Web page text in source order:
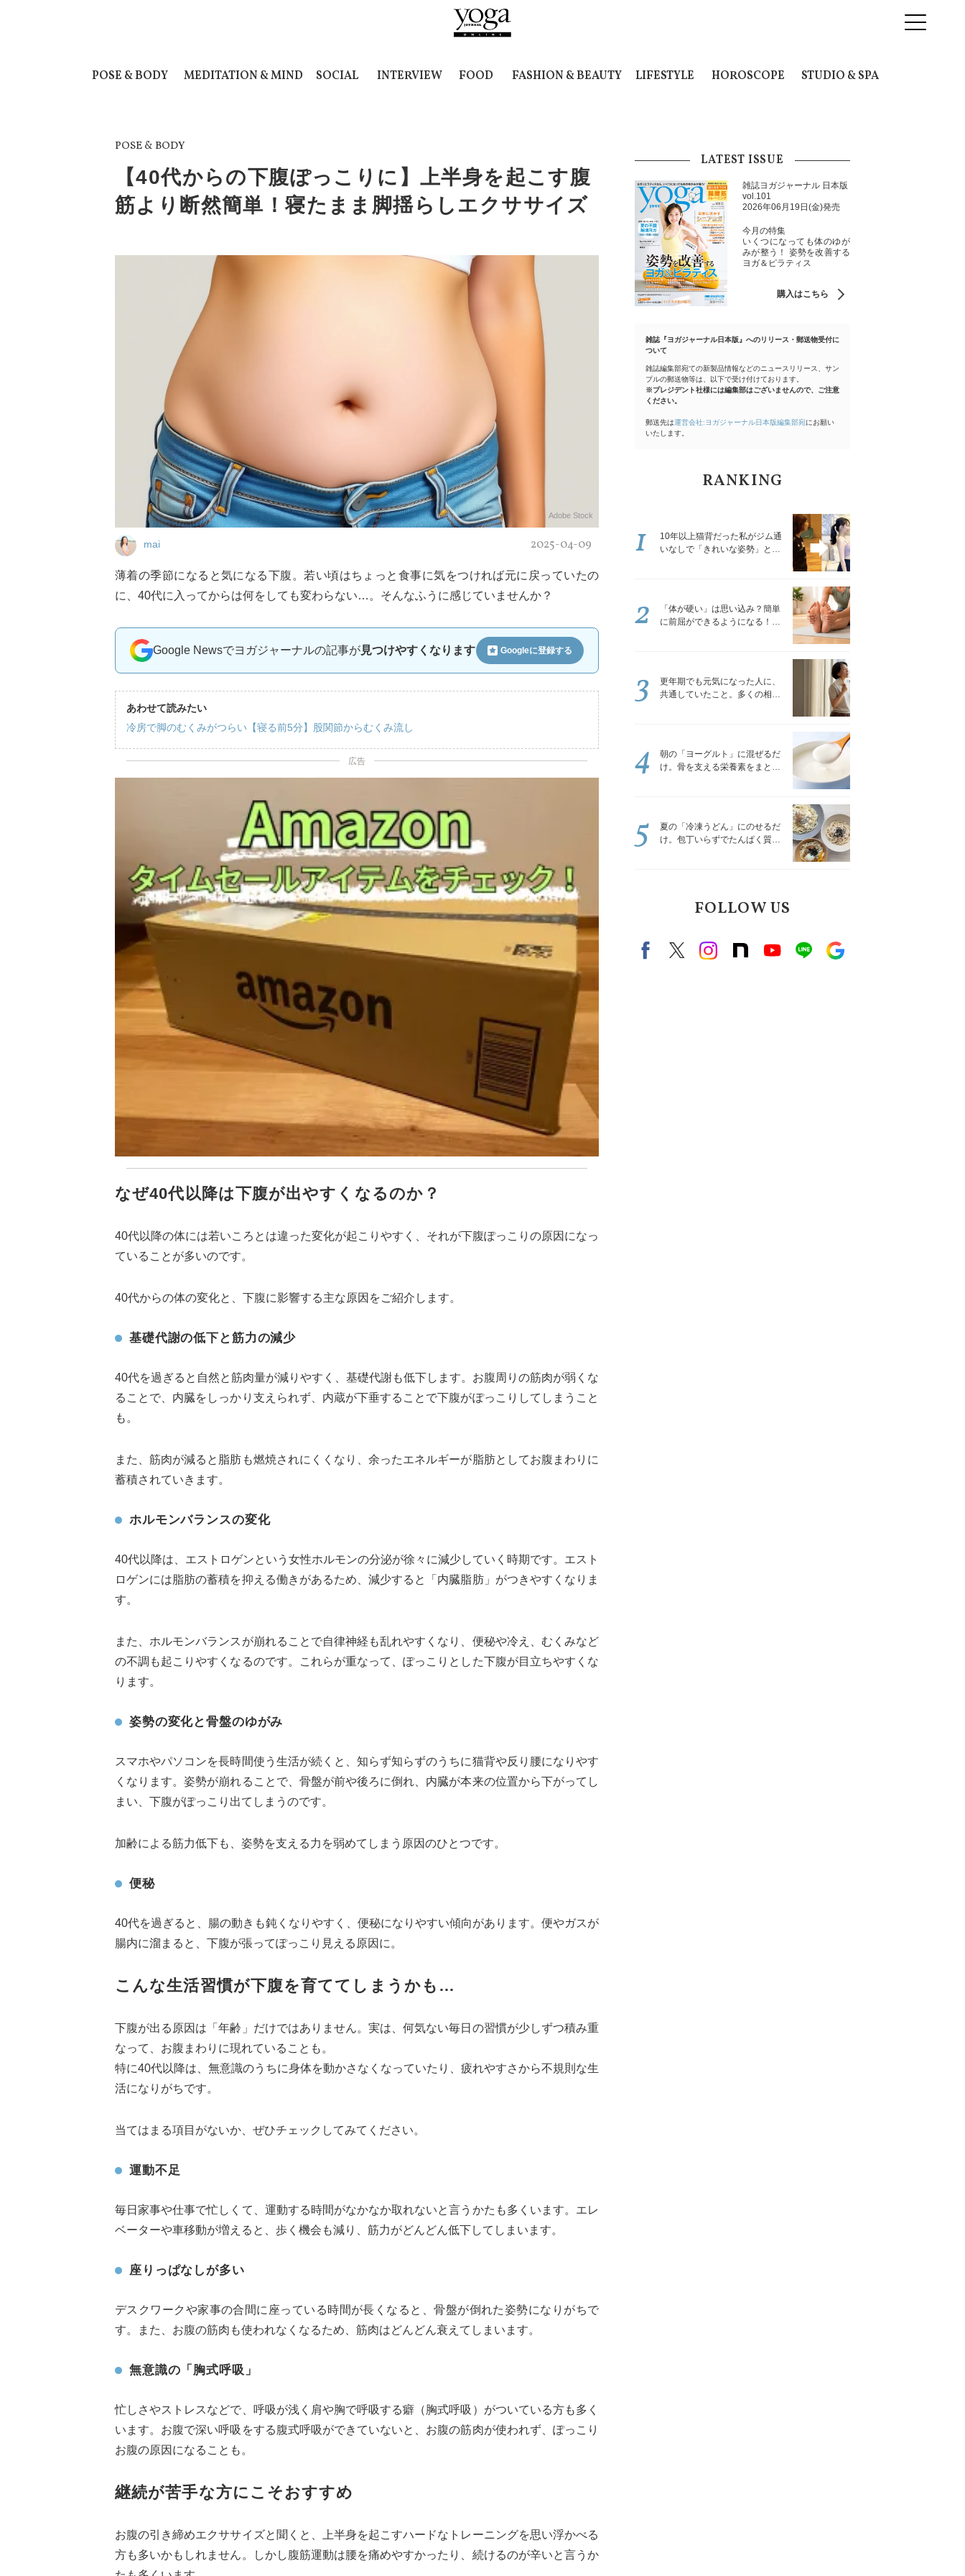
POSE & BODY MEDITATION & MIND SOCIAL INTERVIEW FOOD FASHION & BEAUTY LIFESTYLE HOROSCOPE STUDIO & SPA
POSE & BODY
【40代からの下腹ぽっこりに】上半身を起こす腹
筋より断然簡単！寝たまま脚揺らしエクササイズ
Adobe Stock
mai 2025-04-09
薄着の季節になると気になる下腹。若い頃はちょっと食事に気をつければ元に戻っていたの
に、40代に入ってからは何をしても変わらない…。そんなふうに感じていませんか？
Google Newsでヨガジャーナルの記事が見つけやすくなります Googleに登録する
あわせて読みたい
冷房で脚のむくみがつらい【寝る前5分】股関節からむくみ流し
広告
なぜ40代以降は下腹が出やすくなるのか？
40代以降の体には若いころとは違った変化が起こりやすく、それが下腹ぽっこりの原因になっ
ていることが多いのです。
40代からの体の変化と、下腹に影響する主な原因をご紹介します。
基礎代謝の低下と筋力の減少
40代を過ぎると自然と筋肉量が減りやすく、基礎代謝も低下します。お腹周りの筋肉が弱くな
ることで、内臓をしっかり支えられず、内蔵が下垂することで下腹がぽっこりしてしまうこと
も。
また、筋肉が減ると脂肪も燃焼されにくくなり、余ったエネルギーが脂肪としてお腹まわりに
蓄積されていきます。
ホルモンバランスの変化
40代以降は、エストロゲンという女性ホルモンの分泌が徐々に減少していく時期です。エスト
ロゲンには脂肪の蓄積を抑える働きがあるため、減少すると「内臓脂肪」がつきやすくなりま
す。
また、ホルモンバランスが崩れることで自律神経も乱れやすくなり、便秘や冷え、むくみなど
の不調も起こりやすくなるのです。これらが重なって、ぽっこりとした下腹が目立ちやすくな
ります。
姿勢の変化と骨盤のゆがみ
スマホやパソコンを長時間使う生活が続くと、知らず知らずのうちに猫背や反り腰になりやす
くなります。姿勢が崩れることで、骨盤が前や後ろに倒れ、内臓が本来の位置から下がってし
まい、下腹がぽっこり出てしまうのです。
加齢による筋力低下も、姿勢を支える力を弱めてしまう原因のひとつです。
便秘
40代を過ぎると、腸の動きも鈍くなりやすく、便秘になりやすい傾向があります。便やガスが
腸内に溜まると、下腹が張ってぽっこり見える原因に。
こんな生活習慣が下腹を育ててしまうかも…
下腹が出る原因は「年齢」だけではありません。実は、何気ない毎日の習慣が少しずつ積み重
なって、お腹まわりに現れていることも。
特に40代以降は、無意識のうちに身体を動かさなくなっていたり、疲れやすさから不規則な生
活になりがちです。
当てはまる項目がないか、ぜひチェックしてみてください。
運動不足
毎日家事や仕事で忙しくて、運動する時間がなかなか取れないと言うかたも多くいます。エレ
ベーターや車移動が増えると、歩く機会も減り、筋力がどんどん低下してしまいます。
座りっぱなしが多い
デスクワークや家事の合間に座っている時間が長くなると、骨盤が倒れた姿勢になりがちで
す。また、お腹の筋肉も使われなくなるため、筋肉はどんどん衰えてしまいます。
無意識の「胸式呼吸」
忙しさやストレスなどで、呼吸が浅く肩や胸で呼吸する癖（胸式呼吸）がついている方も多く
います。お腹で深い呼吸をする腹式呼吸ができていないと、お腹の筋肉が使われず、ぽっこり
お腹の原因になることも。
継続が苦手な方にこそおすすめ
お腹の引き締めエクササイズと聞くと、上半身を起こすハードなトレーニングを思い浮かべる
方も多いかもしれません。しかし腹筋運動は腰を痛めやすかったり、続けるのが辛いと言うか
LATEST ISSUE
雑誌ヨガジャーナル 日本版
vol.101
2026年06月19日(金)発売
今月の特集
いくつになっても体のゆが
みが整う！ 姿勢を改善する
ヨガ＆ピラティス
購入はこちら
雑誌『ヨガジャーナル日本版』へのリリース・郵送物受付に
ついて
雑誌編集部宛ての新製品情報などのニュースリリース、サン
プルの郵送物等は、以下で受け付けております。
※プレジデント社様には編集部はございませんので、ご注意
ください。
郵送先は運営会社:ヨガジャーナル日本版編集部宛にお願い
いたします。
RANKING
10年以上猫背だった私がジム通
いなしで「きれいな姿勢」と褒
1
「体が硬い」は思い込み？簡単
に前屈ができるようになる！腿
2
更年期でも元気になった人に、
共通していたこと。多くの相談
3
朝の「ヨーグルト」に混ぜるだ
け。骨を支える栄養素をまとめ
4
夏の「冷凍うどん」にのせるだ
け。包丁いらずでたんぱく質を
5
FOLLOW US
FacebookX（旧twitter）
instagram
note Youtubeline